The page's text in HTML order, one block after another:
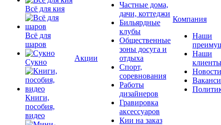
Всё для кия
Всё для
шаров
Сукно
Книги,
пособия,
видео
Акции
Частные дома,
дачи, коттеджи
Бильярдные
клубы
Общественные
зоны досуга и
отдыха
Спорт,
соревнования
Работы
дизайнеров
Гравировка
аксессуаров
Кии на заказ
Компания
Наши
Наши
клиенты
Новости